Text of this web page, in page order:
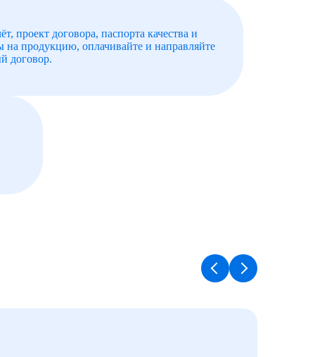
проект договора, паспорта качества и
на продукцию, оплачивайте и направляйте
договор.